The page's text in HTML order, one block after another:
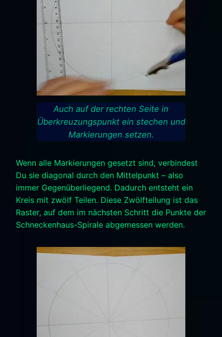
Auch auf der rechten Seite in
Überkreuzungspunkt ein stechen und
Markierungen setzen.
Wenn alle Markierungen gesetzt sind, verbindest
Du sie diagonal durch den Mittelpunkt – also
immer Gegenüberliegend. Dadurch entsteht ein
Kreis mit zwölf Teilen. Diese Zwölfteilung ist das
Raster, auf dem im nächsten Schritt die Punkte der
Schneckenhaus-Spirale abgemessen werden.